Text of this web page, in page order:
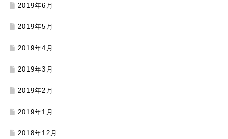
2019年6月
2019年5月
2019年4月
2019年3月
2019年2月
2019年1月
2018年12月